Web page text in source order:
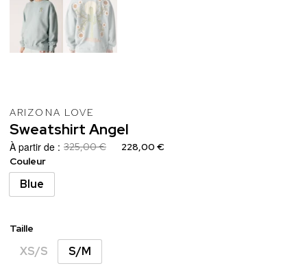
ARIZONA LOVE
Sweatshirt Angel
À partir de : 325,00 €
228,00 €
Couleur
Blue
Taille
XS/S S/M